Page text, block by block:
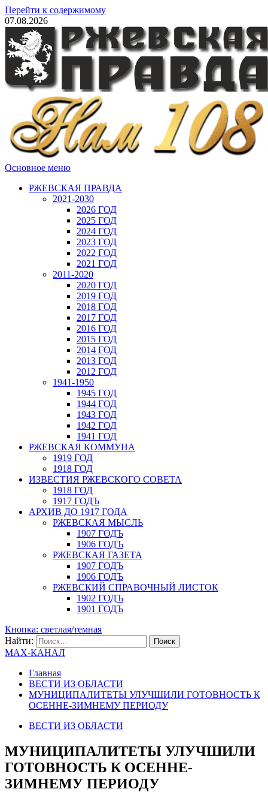
Перейти к содержимому
07.08.2026
Основное меню
РЖЕВСКАЯ ПРАВДА
2021-2030
2026 ГОД
2025 ГОД
2024 ГОД
2023 ГОД
2022 ГОД
2021 ГОД
2011-2020
2020 ГОД
2019 ГОД
2018 ГОД
2017 ГОД
2016 ГОД
2015 ГОД
2014 ГОД
2013 ГОД
2012 ГОД
1941-1950
1945 ГОД
1944 ГОД
1943 ГОД
1942 ГОД
1941 ГОД
РЖЕВСКАЯ КОММУНА
1919 ГОД
1918 ГОД
ИЗВЕСТИЯ РЖЕВСКОГО СОВЕТА
1918 ГОД
1917 ГОДЪ
АРХИВ ДО 1917 ГОДА
РЖЕВСКАЯ МЫСЛЬ
1907 ГОДЪ
1906 ГОДЪ
РЖЕВСКАЯ ГАЗЕТА
1907 ГОДЪ
1906 ГОДЪ
РЖЕВСКИЙ СПРАВОЧНЫЙ ЛИСТОК
1902 ГОДЪ
1901 ГОДЪ
Кнопка: светлая/темная
Найти:
MAX-КАНАЛ
Главная
ВЕСТИ ИЗ ОБЛАСТИ
МУНИЦИПАЛИТЕТЫ УЛУЧШИЛИ ГОТОВНОСТЬ К
ОСЕННЕ-ЗИМНЕМУ ПЕРИОДУ
ВЕСТИ ИЗ ОБЛАСТИ
МУНИЦИПАЛИТЕТЫ УЛУЧШИЛИ
ГОТОВНОСТЬ К ОСЕННЕ-
ЗИМНЕМУ ПЕРИОДУ